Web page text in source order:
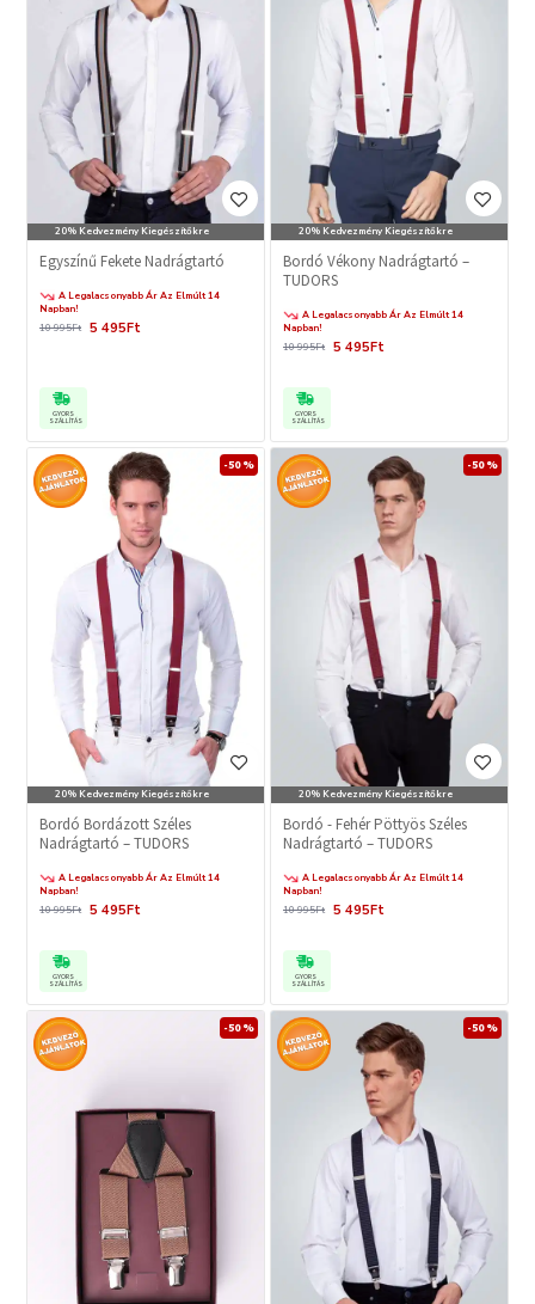
20% Kedvezmény Kiegészítőkre
Egyszínű Fekete Nadrágtartó
A Legalacsonyabb Ár Az Elmúlt 14
Napban!
5 495Ft
10 995Ft
GYORS
SZÁLLÍTÁS
20% Kedvezmény Kiegészítőkre
Bordó Vékony Nadrágtartó –
TUDORS
A Legalacsonyabb Ár Az Elmúlt 14
Napban!
5 495Ft
10 995Ft
GYORS
SZÁLLÍTÁS
20% Kedvezmény Kiegészítőkre
-50 %
Bordó Bordázott Széles
Nadrágtartó – TUDORS
A Legalacsonyabb Ár Az Elmúlt 14
Napban!
5 495Ft
10 995Ft
GYORS
SZÁLLÍTÁS
20% Kedvezmény Kiegészítőkre
-50 %
Bordó - Fehér Pöttyös Széles
Nadrágtartó – TUDORS
A Legalacsonyabb Ár Az Elmúlt 14
Napban!
5 495Ft
10 995Ft
GYORS
SZÁLLÍTÁS
-50 % -50 %